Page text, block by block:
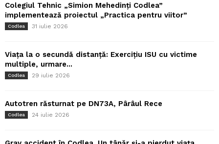
Colegiul Tehnic „Simion Mehedinți Codlea”
implementează proiectul „Practica pentru viitor”
Codlea 31 iulie 2026
Viața la o secundă distanță: Exercițiu ISU cu victime
multiple, urmare...
Codlea 29 iulie 2026
Autotren răsturnat pe DN73A, Pârâul Rece
Codlea 24 iulie 2026